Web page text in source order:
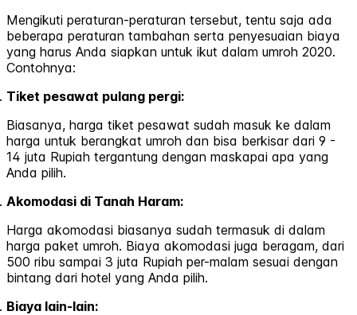
Mengikuti peraturan-peraturan tersebut, tentu saja ada
beberapa peraturan tambahan serta penyesuaian biaya
yang harus Anda siapkan untuk ikut dalam umroh 2020.
Contohnya:
Tiket pesawat pulang pergi:
Biasanya, harga tiket pesawat sudah masuk ke dalam
harga untuk berangkat umroh dan bisa berkisar dari 9 -
14 juta Rupiah tergantung dengan maskapai apa yang
Anda pilih.
Akomodasi di Tanah Haram:
Harga akomodasi biasanya sudah termasuk di dalam
harga paket umroh. Biaya akomodasi juga beragam, dari
500 ribu sampai 3 juta Rupiah per-malam sesuai dengan
bintang dari hotel yang Anda pilih.
Biaya lain-lain: